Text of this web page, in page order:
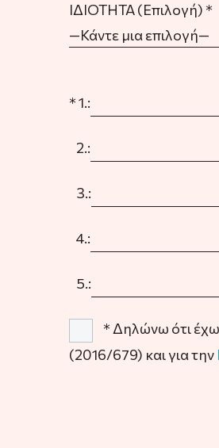
ΙΔΙΟΤΗΤΑ (Επιλογή) *
—Κάντε μια επιλογή—
* 1.:
2.:
3.:
4.:
5.:
* Δηλώνω ότι έχω
(2016/679) και για την